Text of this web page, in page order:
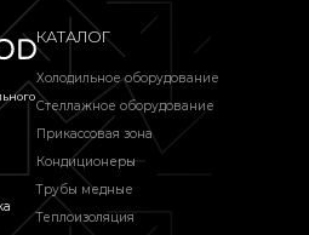
КАТАЛОГ
Холодильное оборудование
Стеллажное оборудование
Прикассовая зона
Кондиционеры
Трубы медные
Теплоизоляция